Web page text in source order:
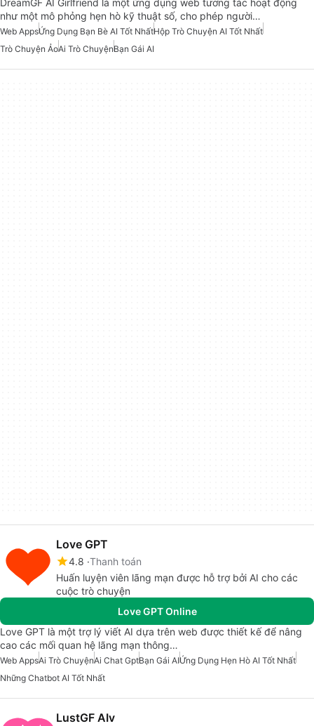
DreamGF AI Girlfriend là một ứng dụng web tương tác hoạt động
như một mô phỏng hẹn hò kỹ thuật số, cho phép người…
Web AppsỨng Dụng Bạn Bè AI Tốt NhấtHộp Trò Chuyện AI Tốt Nhất
Trò Chuyện ẢoAi Trò ChuyệnBạn Gái AI
Love GPT
4.8 Thanh toán
Huấn luyện viên lãng mạn được hỗ trợ bởi AI cho các
cuộc trò chuyện
Love GPT Online
Love GPT là một trợ lý viết AI dựa trên web được thiết kế để nâng
cao các mối quan hệ lãng mạn thông…
Web AppsAi Trò ChuyệnAi Chat GptBạn Gái AIỨng Dụng Hẹn Hò AI Tốt Nhất
Những Chatbot AI Tốt Nhất
LustGF AIv